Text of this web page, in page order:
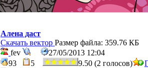
Алена даст
Скачать вектор Размер файла: 359.76 КБ
fev
27/05/2013 12:04
93
5 9.50 (2 голосов)